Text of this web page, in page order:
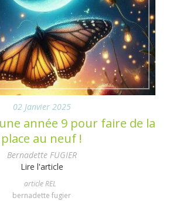
02 Janvier 2025
année 9 pour faire de la
place au neuf !
Bernadette FUGIER
Lire l'article
article REL
bernadette fugier